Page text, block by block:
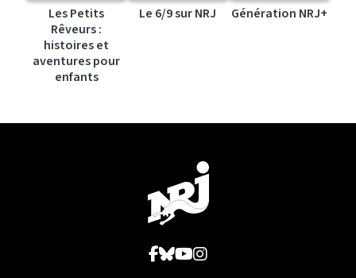
Les Petits
Rêveurs :
histoires et
aventures pour
enfants
Le 6/9 sur NRJ Génération NRJ+